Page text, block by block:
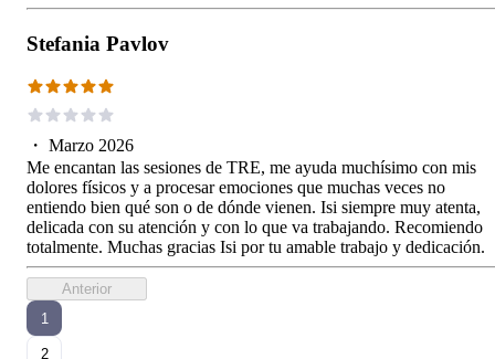
Stefania Pavlov
・ Marzo 2026
Me encantan las sesiones de TRE, me ayuda muchísimo con mis
dolores físicos y a procesar emociones que muchas veces no
entiendo bien qué son o de dónde vienen. Isi siempre muy atenta,
delicada con su atención y con lo que va trabajando. Recomiendo
totalmente. Muchas gracias Isi por tu amable trabajo y dedicación.
Anterior
1
2